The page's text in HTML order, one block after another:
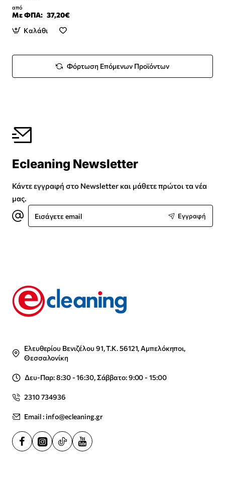
από
Με ΦΠΑ: 37,20€
Καλάθι
Φόρτωση Επόμενων Προϊόντων
Ecleaning Newsletter
Κάντε εγγραφή στο Newsletter και μάθετε πρώτοι τα νέα
μας.
Εισάγετε
email
Εγγραφή
Ελευθερίου Βενιζέλου 91, Τ.Κ. 56121, Αμπελόκηποι,
Θεσσαλονίκη
Δευ-Παρ: 8:30 - 16:30, Σάββατο: 9:00 - 15:00
2310 734936
Email : info@ecleaning.gr